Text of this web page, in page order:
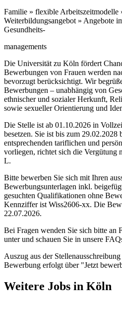
Familie » flexible Arbeitszeitmodelle
Weiterbildungsangebot » Angebote
Gesundheits-
managements
Die Universität zu Köln fördert
Bewerbungen von Frauen werden
bevorzugt berücksichtigt. Wir
Bewerbungen – unabhängig von
ethnischer und sozialer Herkunft,
sowie sexueller Orientierung und
Die Stelle ist ab 01.10.2026 in
besetzen. Sie ist bis zum 29.02.2028
entsprechenden tariflichen und
vorliegen, richtet sich die Vergütung
L.
Bitte bewerben Sie sich mit Ihren
Bewerbungsunterlagen inkl.
gesuchten Qualifikationen ohne
Kennziffer ist Wiss2606-xx. Die
22.07.2026.
Bei Fragen wenden Sie sich bitte an
unter und schauen Sie in unsere
Auszug aus der
Bewerbung erfolgt über "Jetzt
Weitere Jobs in Köln